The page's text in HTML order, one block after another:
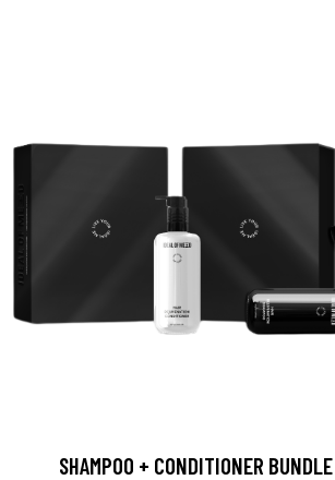
SHAMPOO + CONDITIONER BUNDLE